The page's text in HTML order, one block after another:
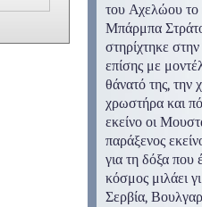
του Αχελώου το
Μπάρμπα Στράτο
στηρίχτηκε
επίσης με
θάνατό της, την
χρωστήρα και
εκείνο οι
παράξενος
για τη δόξα που
κόσμος μιλάει
Σερβία,